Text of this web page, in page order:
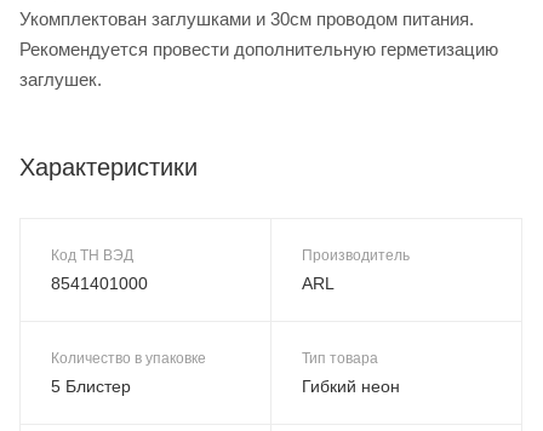
Укомплектован заглушками и 30см проводом питания.
Рекомендуется провести дополнительную герметизацию
заглушек.
Характеристики
Код ТН ВЭД
8541401000
Производитель
ARL
Количество в упаковке
5 Блистер
Тип товара
Гибкий неон